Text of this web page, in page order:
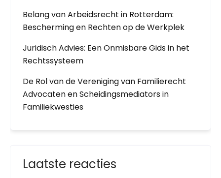
Belang van Arbeidsrecht in Rotterdam:
Bescherming en Rechten op de Werkplek
Juridisch Advies: Een Onmisbare Gids in het
Rechtssysteem
De Rol van de Vereniging van Familierecht
Advocaten en Scheidingsmediators in
Familiekwesties
Laatste reacties